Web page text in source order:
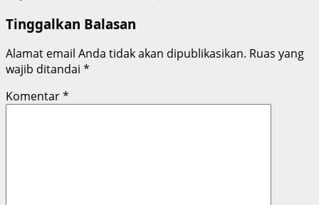
Tinggalkan Balasan
Alamat email Anda tidak akan dipublikasikan. Ruas yang
wajib ditandai *
Komentar*